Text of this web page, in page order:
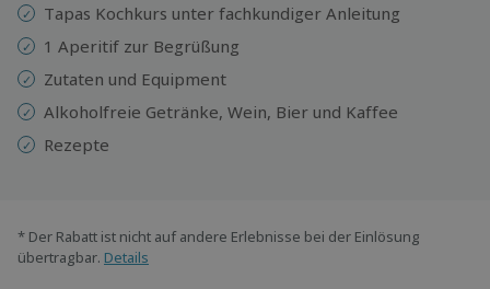
Tapas Kochkurs unter fachkundiger Anleitung
1 Aperitif zur Begrüßung
Zutaten und Equipment
Alkoholfreie Getränke, Wein, Bier und Kaffee
Rezepte
* Der Rabatt ist nicht auf andere Erlebnisse bei der Einlösung
übertragbar. Details